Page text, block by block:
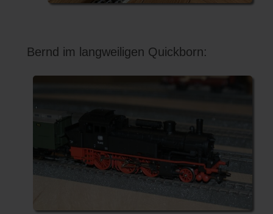
Bernd im langweiligen Quickborn: